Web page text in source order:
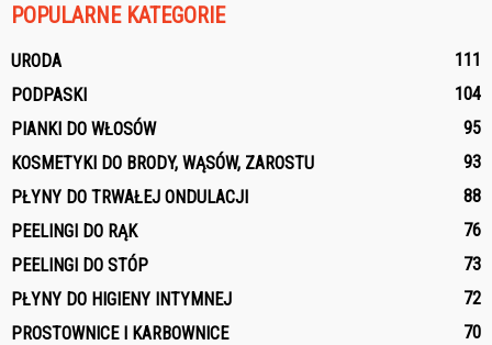
POPULARNE KATEGORIE
URODA
111
PODPASKI
104
PIANKI DO WŁOSÓW
95
KOSMETYKI DO BRODY, WĄSÓW, ZAROSTU
93
PŁYNY DO TRWAŁEJ ONDULACJI
88
PEELINGI DO RĄK
76
PEELINGI DO STÓP
73
PŁYNY DO HIGIENY INTYMNEJ
72
PROSTOWNICE I KARBOWNICE
70